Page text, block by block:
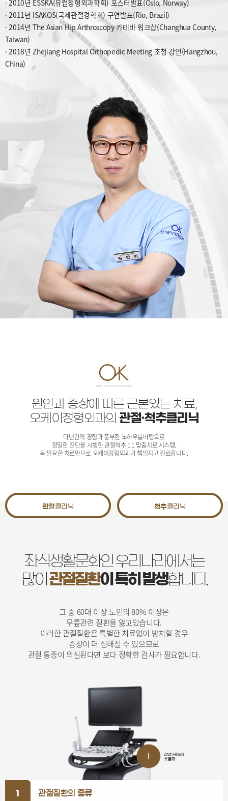
· 2010년 ESSKA(유럽정형외과학회) 포스터발표(Oslo, Norway)
· 2011년 ISAKOS(국제관절경학회) 구연발표(Rio, Brazil)
· 2014년 The Asian Hip Arthroscopy 카테바 워크샵(Changhua County,
Taiwan)
· 2018년 Zhejiang Hospital Orthopedic Meeting 초청 강연(Hangzhou,
China)
원인과 증상에 따른 근본있는 치료,
오케이정형외과의 관절·척추클리닉
다년간의 경험과 풍부한 노하우를바탕으로
정밀한 진단을 시행한 관절척추 1:1 맞춤치료 시스템,
꼭 필요한 치료만으로 오케이정형외과가 책임지고 진료합니다.
관절클리닉 척추클리닉
좌식생활문화인 우리나라에서는
많이 관절질환이 특히 발생합니다.
그 중 60대 이상 노인의 80% 이상은
무릎관련 질환을 앓고있습니다.
이러한 관절질환은 특별한 치료없이 방치할 경우
증상이 더 심해질 수 있으므로
관절 통증이 의심된다면 보다 정확한 검사가 필요합니다.
1 관절질환의 종류